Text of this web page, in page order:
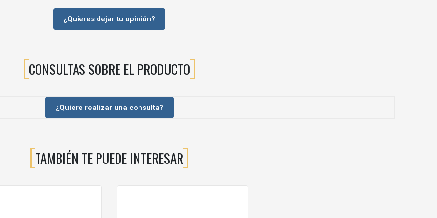
mueble o una puerta.
¿Quieres dejar tu opinión?
CONSULTAS SOBRE EL PRODUCTO
¿Quiere realizar una consulta?
TAMBIÉN TE PUEDE INTERESAR